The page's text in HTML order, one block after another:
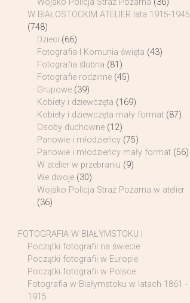
Wojsko Policja Straż Pożarna (36)
W BIAŁOSTOCKIM ATELIER lata 1915-1945
(748)
Dzieci (66)
Fotografia I Komunia święta (43)
Fotografia ślubna (81)
Fotografie rodzinne (45)
Grupowe (39)
Kobiety i dziewczęta (169)
Kobiety i dziewczęta mały format (87)
Osoby duchowne (12)
Panowie i młodzieńcy (75)
Panowie i młodzieńcy mały format (56)
W atelier w przebraniu (9)
We dwoje (30)
Wojsko Policja Straż Pożarna w atelier
(36)
FOTOGRAFIA W BIAŁYMSTOKU I
Początki fotografii na świecie
Początki fotografii w Europie
Początki fotografii w Polsce
Fotografia w Białymstoku w latach 1861 -
1915